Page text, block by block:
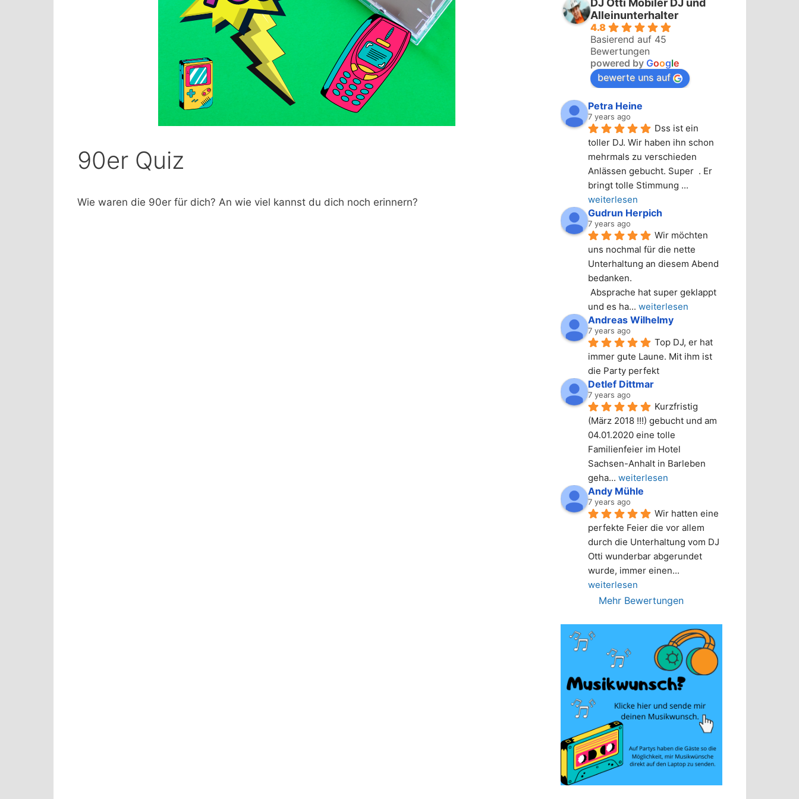
90er Quiz
Wie waren die 90er für dich? An wie viel kannst du dich noch erinnern?
DJ Otti Mobiler DJ und
Alleinunterhalter
4.8
Basierend auf 45
Bewertungen
powered by Google
bewerte uns auf
Petra Heine
7 years ago
Dss ist ein
toller DJ. Wir haben ihn schon
mehrmals zu verschieden
Anlässen gebucht. Super  . Er
bringt tolle Stimmung
weiterlesen
Gudrun Herpich
7 years ago
Wir möchten
uns nochmal für die nette
Unterhaltung an diesem Abend
bedanken.
Absprache hat super geklappt
und es ha... weiterlesen
Andreas Wilhelmy
7 years ago
Top DJ, er hat
immer gute Laune. Mit ihm ist
die Party perfekt
Detlef Dittmar
7 years ago
Kurzfristig
(März 2018 !!!) gebucht und am
04.01.2020 eine tolle
Familienfeier im Hotel
Sachsen-Anhalt in Barleben
geha... weiterlesen
Andy Mühle
7 years ago
Wir hatten eine
perfekte Feier die vor allem
durch die Unterhaltung vom DJ
Otti wunderbar abgerundet
wurde, immer einen
weiterlesen
Mehr Bewertungen